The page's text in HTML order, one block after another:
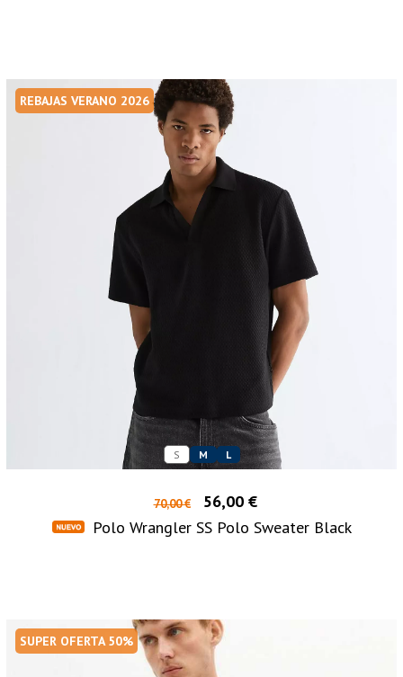
REBAJAS VERANO 2026
S M L
70,00 €
56,00 €
Polo Wrangler SS Polo Sweater Black
SUPER OFERTA 50%